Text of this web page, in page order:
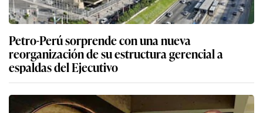
Petro-Perú sorprende con una nueva
reorganización de su estructura gerencial a
espaldas del Ejecutivo